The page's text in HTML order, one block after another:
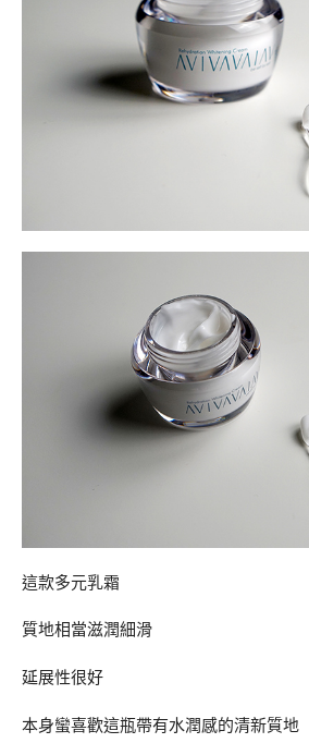
這款多元乳霜
質地相當滋潤細滑
延展性很好
本身蠻喜歡這瓶帶有水潤感的清新質地